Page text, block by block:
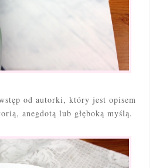
od autorki, który jest opisem
anegdotą lub głęboką myślą.